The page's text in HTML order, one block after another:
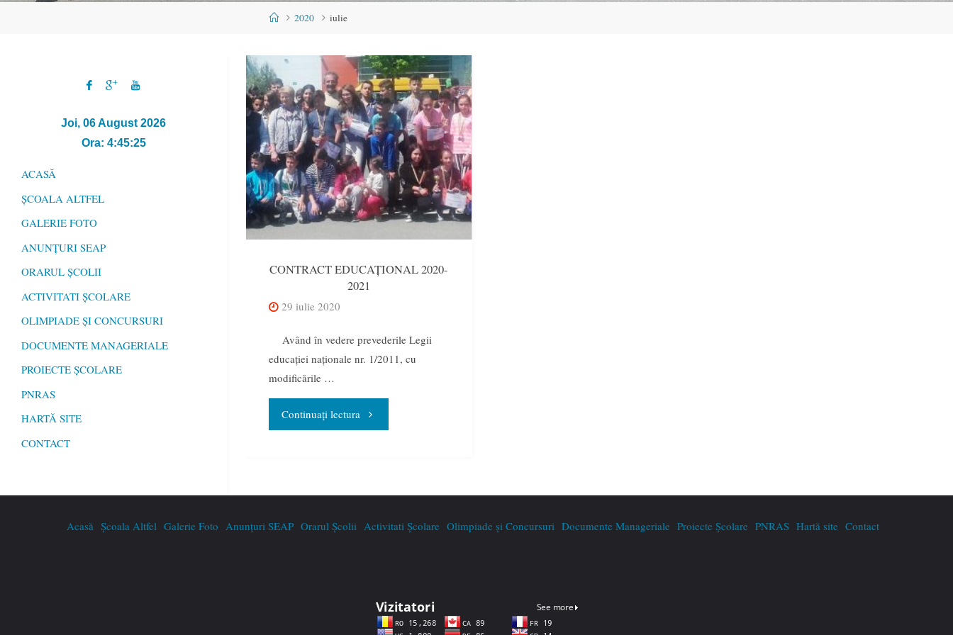
Home2020 iulie
CONTRACT EDUCAȚIONAL 2020-
2021
29 iulie 2020
Având în vedere prevederile Legii
educaţiei naţionale nr. 1/2011, cu
modificările …
Continuați lectura"CONTRACT
Joi, 06 August 2026
Ora: 4:45:25
ACASĂ
ȘCOALA ALTFEL
GALERIE FOTO
ANUNȚURI SEAP
ORARUL ȘCOLII
ACTIVITATI ȘCOLARE
OLIMPIADE ȘI CONCURSURI
DOCUMENTE MANAGERIALE
PROIECTE ȘCOLARE
PNRAS
HARTĂ SITE
CONTACT
Acasă Școala Altfel Galerie Foto Anunțuri SEAP Orarul Școlii Activitati Școlare Olimpiade și Concursuri Documente Manageriale Proiecte Școlare PNRAS Hartă site Contact